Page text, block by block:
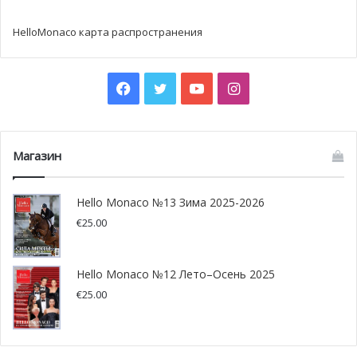
HelloMonaco карта распространения
Facebook
TwitterYouTubeInstagram
Магазин
Hello Monaco №13 Зима 2025-2026
€25.00
Hello Monaco №12 Лето–Осень 2025
€25.00